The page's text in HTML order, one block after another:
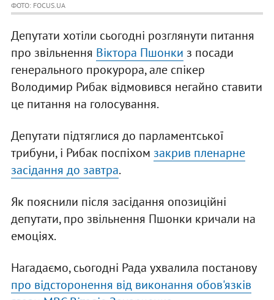
ФОТО: FOCUS.UA
Депутати хотіли сьогодні розглянути питання
про звільнення Віктора Пшонки з посади
генерального прокурора, але спікер
Володимир Рибак відмовився негайно ставити
це питання на голосування.
Депутати підтяглися до парламентської
трибуни, і Рибак поспіхом закрив пленарне
засідання до завтра.
Як пояснили після засідання опозиційні
депутати, про звільнення Пшонки кричали на
емоціях.
Нагадаємо, сьогодні Рада ухвалила постанову
про відсторонення від виконання обов'язків